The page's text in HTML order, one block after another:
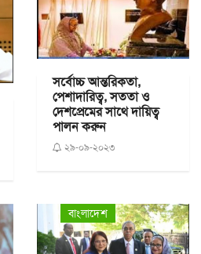
সর্বোচ্চ আন্তরিকতা,
পেশাদারিত্ব, সততা ও
দেশপ্রেমের সাথে দায়িত্ব
পালন করুন
২৯-০৯-২০২৩
বাংলাদেশ